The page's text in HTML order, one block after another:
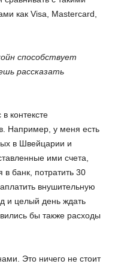
как Visa, Mastercard,
способствует
рассказать
контексте
Например, у меня есть
в Швейцарии и
ими счета,
банк, потратить 30
внушительную
и целый день ждать
бы также расходы
Это ничего не стоит